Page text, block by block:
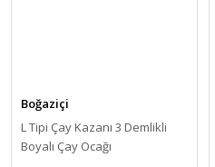
Boğaziçi
L Tipi Çay Kazanı 3 Demlikli
Boyalı Çay Ocağı